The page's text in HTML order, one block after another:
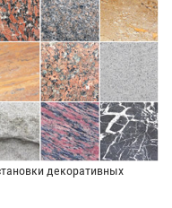
декоративных